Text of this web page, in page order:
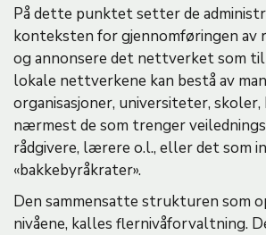
På dette punktet setter de
konteksten for gjennomføringen av
og annonsere det nettverket som
lokale nettverkene kan bestå av
organisasjoner, universiteter,
nærmest de som trenger
rådgivere, lærere o.l., eller det som
«bakkebyråkrater».
Den sammensatte strukturen som
nivåene, kalles flernivåforvaltning.